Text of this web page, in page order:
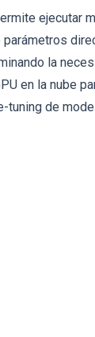
ejecutar
la
en la nube
tuning de